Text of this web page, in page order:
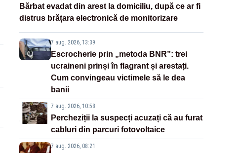
Bărbat evadat din arest la domiciliu, după ce ar fi
distrus brățara electronică de monitorizare
7 aug. 2026, 13:39
Escrocherie prin „metoda BNR”: trei
ucraineni prinși în flagrant și arestați.
Cum convingeau victimele să le dea
banii
7 aug. 2026, 10:58
Percheziții la suspecți acuzați că au furat
cabluri din parcuri fotovoltaice
7 aug. 2026, 08:21